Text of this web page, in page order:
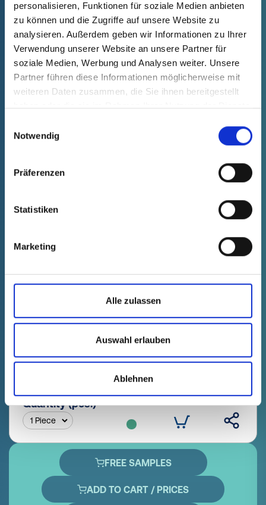
personalisieren, Funktionen für soziale Medien anbieten
zu können und die Zugriffe auf unsere Website zu
analysieren. Außerdem geben wir Informationen zu Ihrer
Verwendung unserer Website an unsere Partner für
soziale Medien, Werbung und Analysen weiter. Unsere
Partner führen diese Informationen möglicherweise mit
weiteren Daten zusammen, die Sie ihnen bereitgestellt
haben oder die sie im Rahmen Ihrer Nutzung der Dienste
Notwendig
Präferenzen
Statistiken
Marketing
Alle zulassen
Auswahl erlauben
Ablehnen
GPN 387 HV 40-2 PCR-PE, blue
Technical data
fade in
Order no.
38703030000
productPrice
free of charge
Selection
Sample Buy
NEW
GPN 387 HVIL PCR-PE, blue
fade in
Order no.
38703010000
Quantity (pcs.)
FREE SAMPLES
ADD TO CART / PRICES